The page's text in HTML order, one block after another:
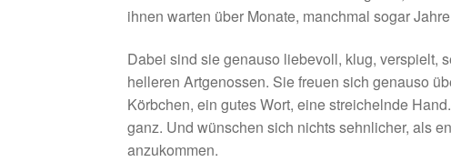
ihnen warten über Monate, manchmal sogar
Dabei sind sie genauso liebevoll, klug, verspielt,
helleren Artgenossen. Sie freuen sich genauso
Körbchen, ein gutes Wort, eine streichelnde
ganz. Und wünschen sich nichts sehnlicher, als
anzukommen.